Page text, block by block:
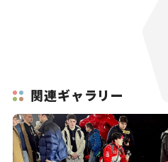
関連ギャラリー